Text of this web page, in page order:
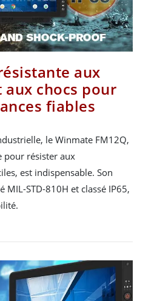
aux
chocs pour
fiables
le Winmate FM12Q,
pour résister aux
est indispensable. Son
STD-810H et classé IP65,